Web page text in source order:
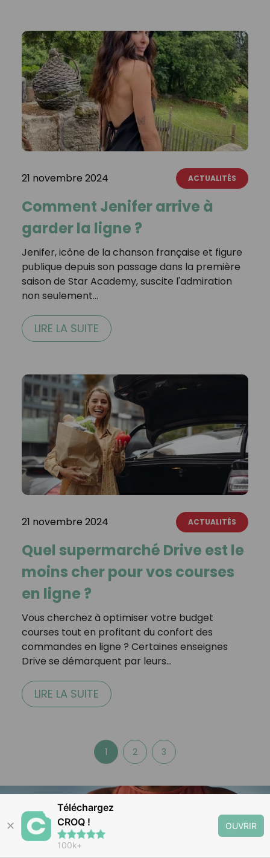
21 novembre 2024 ACTUALITÉS
Comment Jenifer arrive à
garder la ligne ?
Jenifer, icône de la chanson française et figure
publique depuis son passage dans la première
saison de Star Academy, suscite l'admiration
non seulement…
LIRE LA SUITE
21 novembre 2024 ACTUALITÉS
Quel supermarché Drive est le
moins cher pour vos courses
en ligne ?
Vous cherchez à optimiser votre budget
courses tout en profitant du confort des
commandes en ligne ? Certaines enseignes
Drive se démarquent par leurs…
LIRE LA SUITE
1 2 3
✕
Téléchargez
CROQ !
100k+
OUVRIR